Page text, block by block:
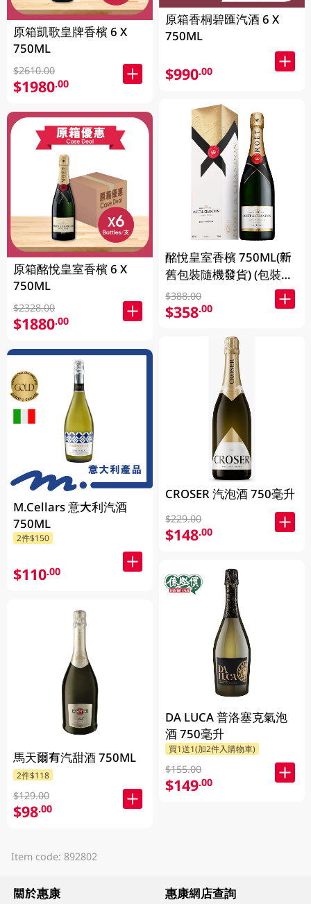
原箱凱歌皇牌香檳 6 X
750ML
$2610.00
$1980.00
原箱酩悅皇室香檳 6 X
750ML
$2328.00
$1880.00
M.Cellars 意大利汽酒
750ML
2件$150
$110.00
馬天爾有汽甜酒 750ML
2件$118
$129.00
$98.00
原箱香桐碧匯汽酒 6 X
750ML
$990.00
酩悅皇室香檳 750ML(新
舊包裝隨機發貨) (包裝隨
機發放)
$388.00
$358.00
CROSER 汽泡酒 750毫升
$229.00
$148.00
DA LUCA 普洛塞克氣泡
酒 750毫升
買1送1(加2件入購物車)
$155.00
$149.00
Item code: 892802
關於惠康 惠康網店查詢